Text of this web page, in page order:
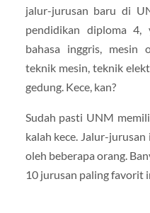
jalur-jurusan baru di
pendidikan diploma 4,
bahasa inggris, mesin
teknik mesin, teknik
gedung. Kece, kan?
Sudah pasti UNM
kalah kece. Jalur-
oleh beberapa orang.
10 jurusan paling favorit